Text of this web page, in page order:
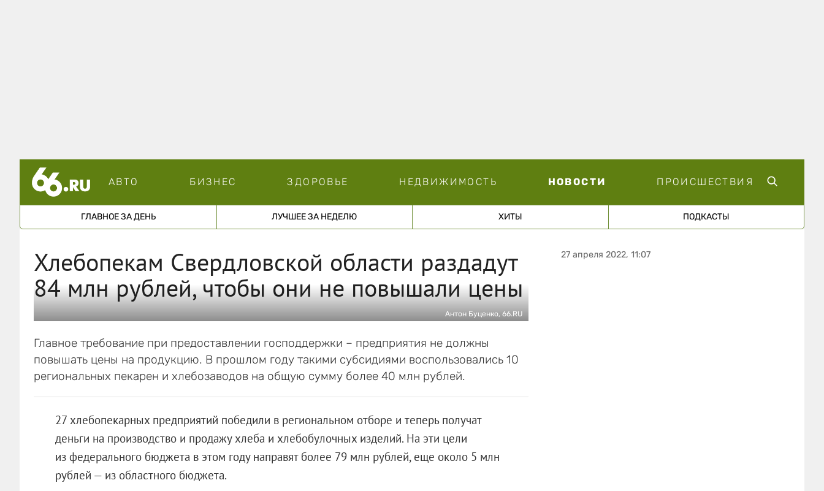
АВТО БИЗНЕС ЗДОРОВЬЕ НЕДВИЖИМОСТЬ НОВОСТИ ПРОИСШЕСТВИЯ
ГЛАВНОЕ ЗА ДЕНЬ ЛУЧШЕЕ ЗА НЕДЕЛЮ ХИТЫ ПОДКАСТЫ
Хлебопекам Свердловской области раздадут
84 млн рублей, чтобы они не повышали цены
Антон Буценко, 66.RU
Главное требование при предоставлении господдержки – предприятия не должны
повышать цены на продукцию. В прошлом году такими субсидиями воспользовались 10
региональных пекарен и хлебозаводов на общую сумму более 40 млн рублей.
27 хлебопекарных предприятий победили в региональном отборе и теперь получат
деньги на производство и продажу хлеба и хлебобулочных изделий. На эти цели
из федерального бюджета в этом году направят более 79 млн рублей, еще около 5 млн
рублей — из областного бюджета.
27 апреля 2022, 11:07